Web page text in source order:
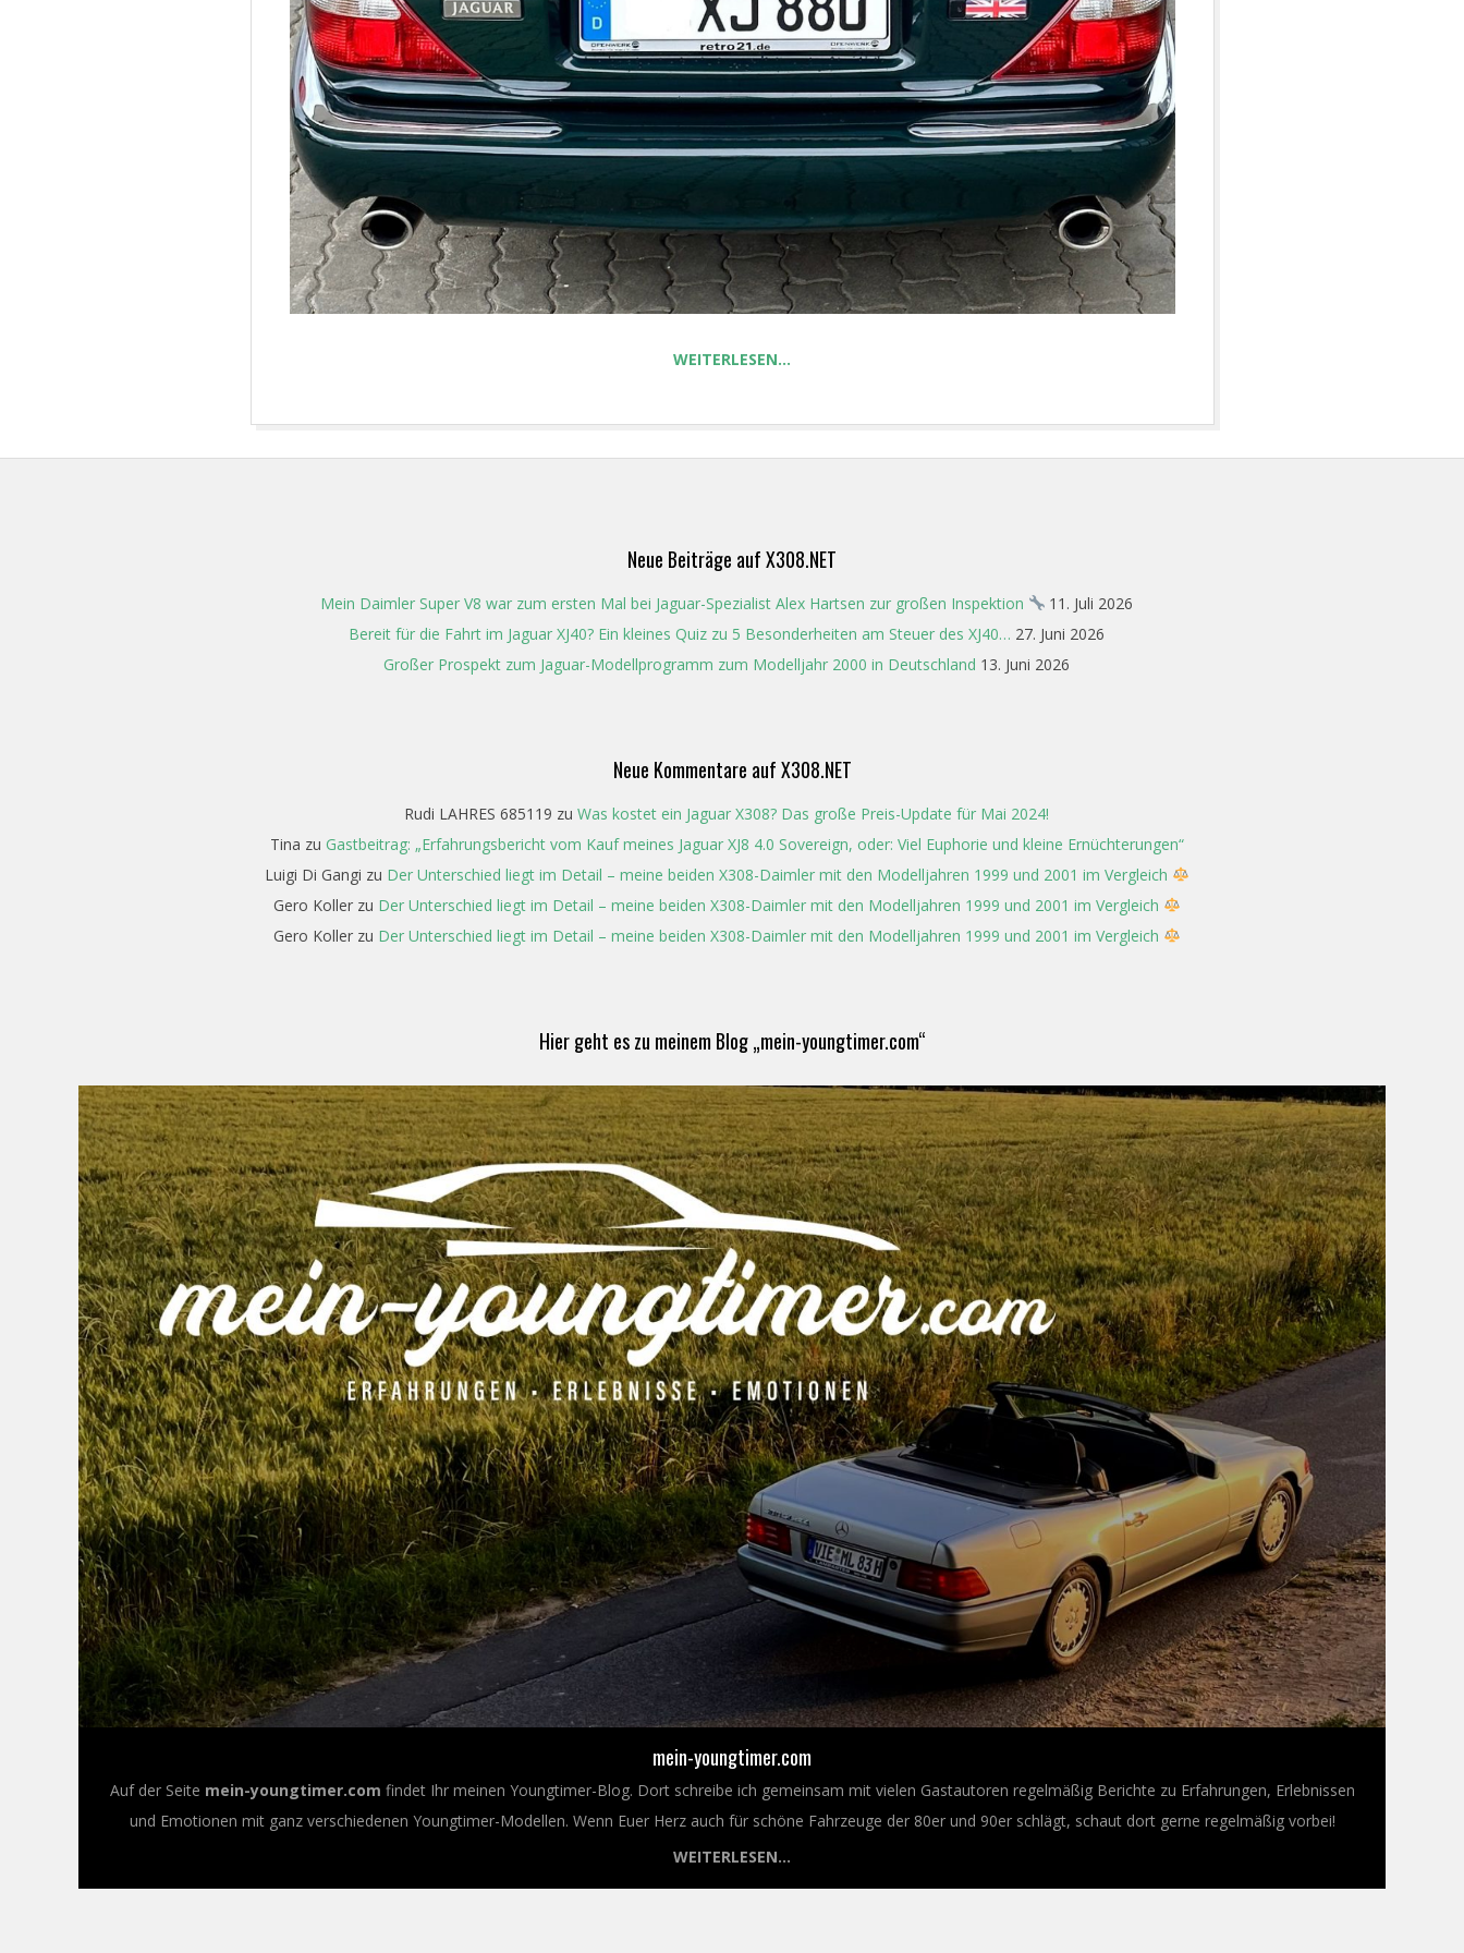
WEITERLESEN…
Neue Beiträge auf X308.NET
Mein Daimler Super V8 war zum ersten Mal bei Jaguar-Spezialist Alex Hartsen zur großen Inspektion
11. Juli 2026
Bereit für die Fahrt im Jaguar XJ40? Ein kleines Quiz zu 5 Besonderheiten am Steuer des XJ40… 27. Juni 2026
Großer Prospekt zum Jaguar-Modellprogramm zum Modelljahr 2000 in Deutschland 13. Juni 2026
Neue Kommentare auf X308.NET
Rudi LAHRES 685119 zu Was kostet ein Jaguar X308? Das große Preis-Update für Mai 2024!
Tina zu Gastbeitrag: „Erfahrungsbericht vom Kauf meines Jaguar XJ8 4.0 Sovereign, oder: Viel Euphorie und kleine Ernüchterungen“
Luigi Di Gangi zu Der Unterschied liegt im Detail – meine beiden X308-Daimler mit den Modelljahren 1999 und 2001 im Vergleich
Gero Kollerzu Der Unterschied liegt im Detail – meine beiden X308-Daimler mit den Modelljahren 1999 und 2001 im Vergleich
Gero Kollerzu Der Unterschied liegt im Detail – meine beiden X308-Daimler mit den Modelljahren 1999 und 2001 im Vergleich
Hier geht es zu meinem Blog „mein-youngtimer.com“
mein-youngtimer.com
Auf der Seite mein-youngtimer.com findet Ihr meinen Youngtimer-Blog. Dort schreibe ich gemeinsam mit vielen Gastautoren regelmäßig Berichte zu Erfahrungen, Erlebnissen
und Emotionen mit ganz verschiedenen Youngtimer-Modellen. Wenn Euer Herz auch für schöne Fahrzeuge der 80er und 90er schlägt, schaut dort gerne regelmäßig vorbei!
WEITERLESEN...